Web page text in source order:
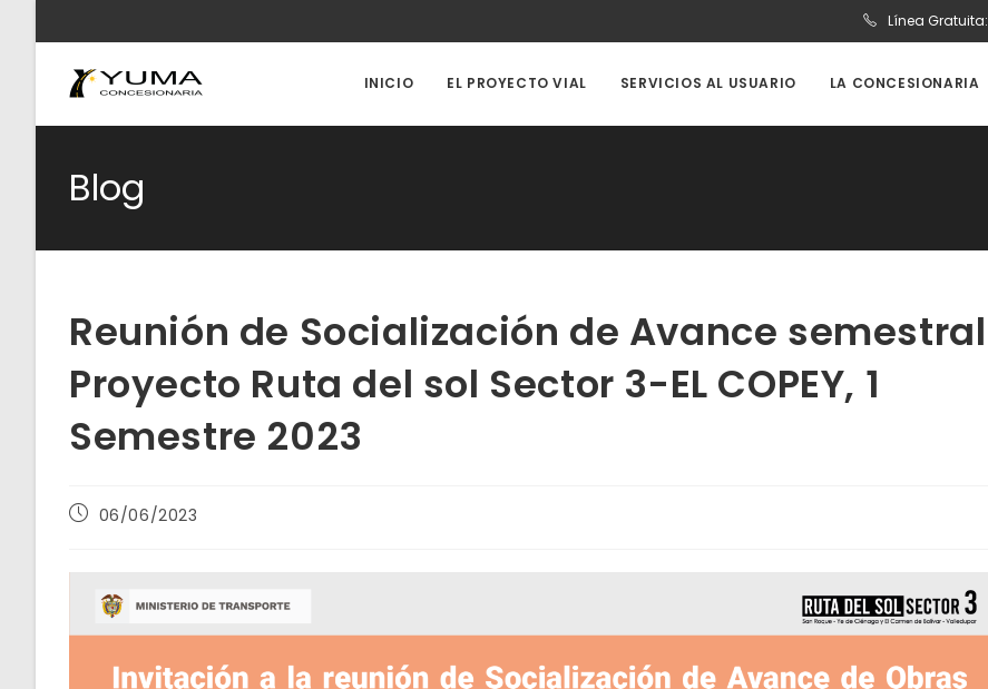
contenido
Línea Gratuita:
INICIO EL PROYECTO VIAL SERVICIOS AL USUARIO LA CONCESIONARIA
Blog
Reunión de Socialización de Avance semestral
Proyecto Ruta del sol Sector 3-EL COPEY, 1
Semestre 2023
Publicación
entrada:
06/06/2023